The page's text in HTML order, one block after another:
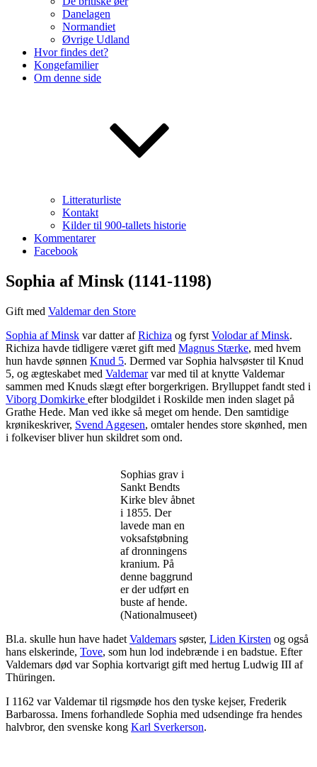
Danelagen
Normandiet
Øvrige Udland
Hvor findes det?
Kongefamilier
Om denne side
Litteraturliste
Kontakt
Kilder til 900-tallets historie
Kommentarer
Facebook
Sophia af Minsk (1141-1198)
Gift med Valdemar den Store
Sophia af Minsk var datter afRichiza og fyrst Volodar af Minsk.
Richiza havde tidligere været gift med Magnus Stærke, med hvem
hun havde sønnen Knud 5. Dermed var Sophia halvsøster til Knud
5, og ægteskabet med Valdemarvar med til at knytte Valdemar
sammen med Knuds slægt efter borgerkrigen. Brylluppet fandt sted i
Viborg Domkirke efter blodgildet i Roskilde men inden slaget på
Grathe Hede. Man ved ikke så meget om hende. Den samtidige
krønikeskriver, Svend Aggesen, omtaler hendes store skønhed, men
i folkeviser bliver hun skildret som ond.
Sophias grav i
Sankt Bendts
Kirke blev åbnet
i 1855. Der
lavede man en
voksafstøbning
af dronningens
kranium. På
denne baggrund
er der udført en
buste af hende.
(Nationalmuseet)
Bl.a. skulle hun have hadet Valdemars søster, Liden Kirsten og også
hans elskerinde, Tove, som hun lod indebrænde i en badstue. Efter
Valdemars død var Sophia kortvarigt gift med hertug Ludwig III af
Thüringen.
I 1162 var Valdemar til rigsmøde hos den tyske kejser, Frederik
Barbarossa. Imens forhandlede Sophia med udsendinge fra hendes
halvbror, den svenske kong Karl Sverkerson.